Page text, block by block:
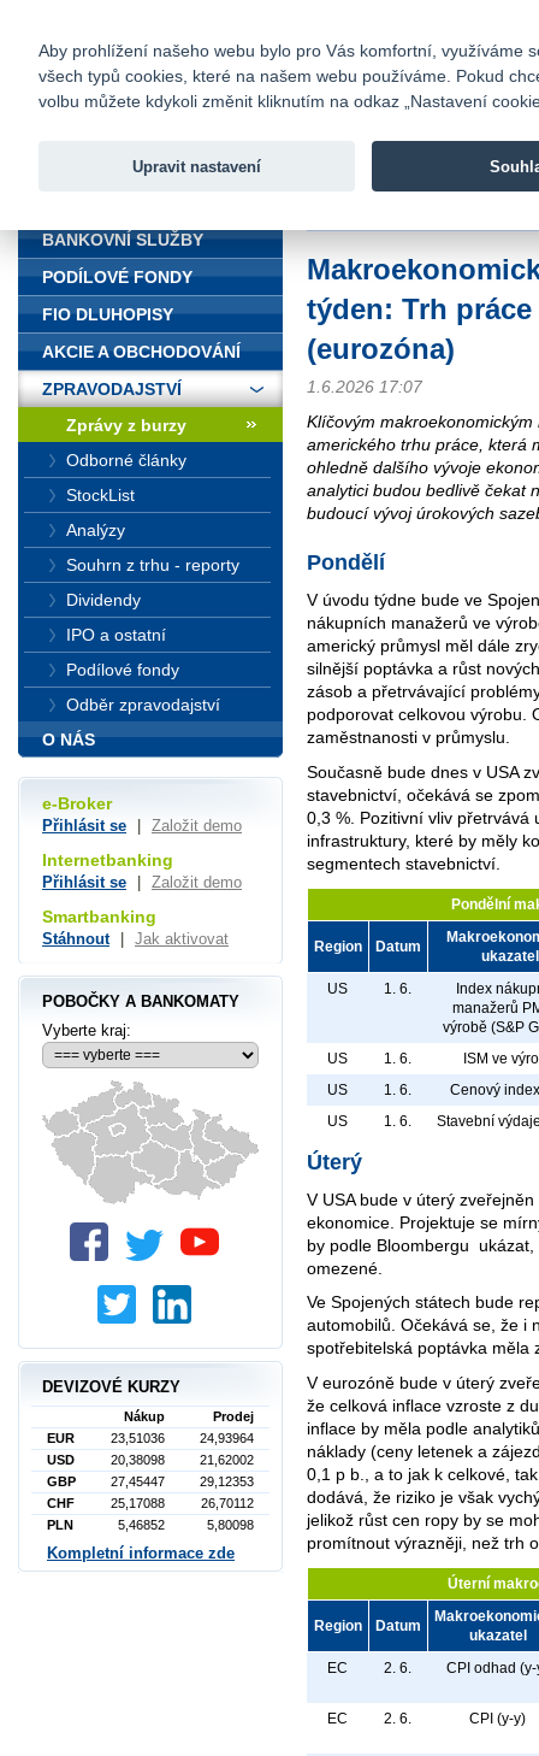
Fio banka
Fio banka
týden: Trh práce
(eurozóna)
1.6.2026 17:07
Klíčovým
amerického trhu práce, která
ohledně dalšího vývoje
analytici budou bedlivě čekat
budoucí vývoj úrokových
Pondělí
V úvodu týdne bude ve
nákupních manažerů ve
americký průmysl měl dále
silnější poptávka a růst
zásob a přetrvávající
podporovat celkovou výrobu.
zaměstnanosti v průmyslu.
Současně bude dnes v USA
stavebnictví, očekává se
0,3 %. Pozitivní vliv přetrvává
infrastruktury, které by měly
segmentech stavebnictví.
Pondělní
Region Datum
ukazatel
US
1. 6.
Index
manažerů
výrobě (S&P
US
1. 6.
ISM ve
US
1. 6.
Cenový
US
1. 6. Stavební
Úterý
V USA bude v úterý
ekonomice. Projektuje se
by podle Bloombergu
omezené.
Ve Spojených státech bude
automobilů. Očekává se, že i
spotřebitelská poptávka měla
V eurozóně bude v úterý
že celková inflace vzroste z
inflace by měla podle
náklady (ceny letenek a
0,1 p b., a to jak k celkové,
dodává, že riziko je však
jelikož růst cen ropy by se
promítnout výrazněji, než trh
Úterní
Region Datum
ukazatel
EC
2. 6. CPI odhad (y-
EC 2. 6. CPI (y-y)
BANKOVNÍ SLUŽBY
PODÍLOVÉ FONDY
FIO DLUHOPISY
AKCIE A OBCHODOVÁNÍ
ZPRAVODAJSTVÍ
Zprávy z burzy
Odborné články
StockList
Analýzy
Souhrn z trhu - reporty
Dividendy
IPO a ostatní
Podílové fondy
Odběr zpravodajství
O NÁS
e-Broker
Přihlásit se Založit demo
Internetbanking
Přihlásit se Založit demo
Smartbanking
Stáhnout Jak aktivovat
POBOČKY A BANKOMATY
Vyberte kraj:
DEVIZOVÉ KURZY
Nákup
Prodej
EUR
23,51036
24,93964
USD
20,38098
21,62002
GBP
27,45447
29,12353
CHF
25,17088
26,70112
PLN
5,46852 5,80098
Kompletní informace zde
Aby prohlížení našeho webu bylo pro Vás komfortní, využíváme
všech typů cookies, které na našem webu používáme. Pokud
volbu můžete kdykoli změnit kliknutím na odkaz „Nastavení
Upravit nastavení